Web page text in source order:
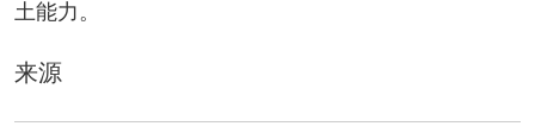
土能力。
来源